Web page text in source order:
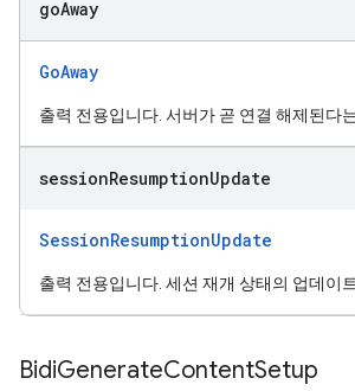
goAway
GoAway
출력 전용입니다. 서버가 곧 연결 해제된다
sessionResumptionUpdate
SessionResumptionUpdate
출력 전용입니다. 세션 재개 상태의 업데이
BidiGenerateContentSetup